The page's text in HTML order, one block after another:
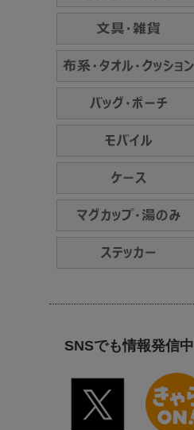
SNSでも情報発信中